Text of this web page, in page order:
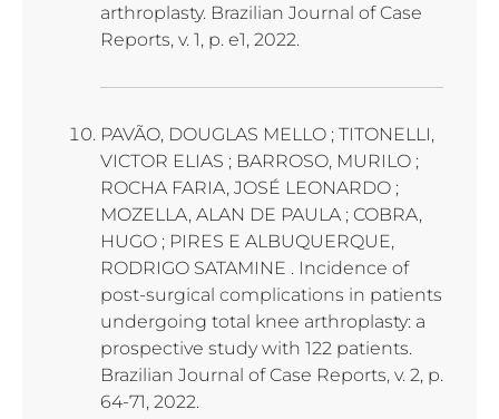
arthroplasty. Brazilian Journal of Case
Reports, v. 1, p. e1, 2022.
PAVÃO, DOUGLAS MELLO ; TITONELLI,
VICTOR ELIAS ; BARROSO, MURILO ;
ROCHA FARIA, JOSÉ LEONARDO ;
MOZELLA, ALAN DE PAULA ; COBRA,
HUGO ; PIRES E ALBUQUERQUE,
RODRIGO SATAMINE . Incidence of
post-surgical complications in patients
undergoing total knee arthroplasty: a
prospective study with 122 patients.
Brazilian Journal of Case Reports, v. 2, p.
64-71, 2022.